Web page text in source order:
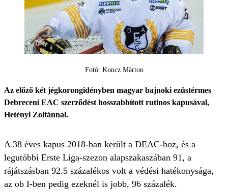
Fotó: Koncz Márton
Az előző két jégkorongidényben magyar bajnoki ezüstérmes
Debreceni EAC szerződést hosszabbított rutinos kapusával,
Hetényi Zoltánnal.
A 38 éves kapus 2018-ban került a DEAC-hoz, és a
legutóbbi Erste Liga-szezon alapszakaszában 91, a
rájátszásban 92.5 százalékos volt a védési hatékonysága,
az ob I-ben pedig ezeknél is jobb, 96 százalék.